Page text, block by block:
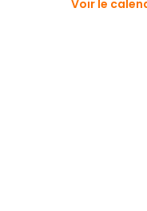
Voir le